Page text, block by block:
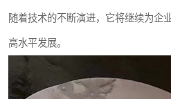
随着技术的不断演进，它将继续为企
高水平发展。